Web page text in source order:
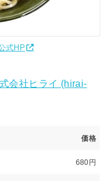
式HP
会社ヒライ (hirai-
価格
680円